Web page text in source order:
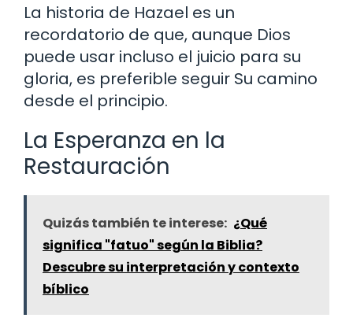
La historia de Hazael es un
recordatorio de que, aunque Dios
puede usar incluso el juicio para su
gloria, es preferible seguir Su camino
desde el principio.
La Esperanza en la
Restauración
Quizás también te interese: ¿Qué
significa "fatuo" según la Biblia?
Descubre su interpretación y contexto
bíblico